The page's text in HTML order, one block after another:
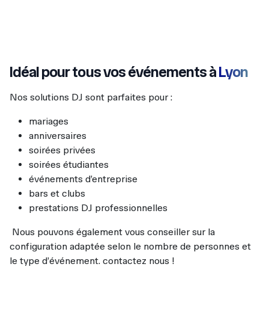
Idéal pour tous vos événements àLyon
Nos solutions DJ sont parfaites pour :
mariages
anniversaires
soirées privées
soirées étudiantes
événements d’entreprise
bars et clubs
prestations DJ professionnelles
Nous pouvons également vous conseiller sur la
configuration adaptée selon le nombre de personnes et
le type d’événement. contactez nous !